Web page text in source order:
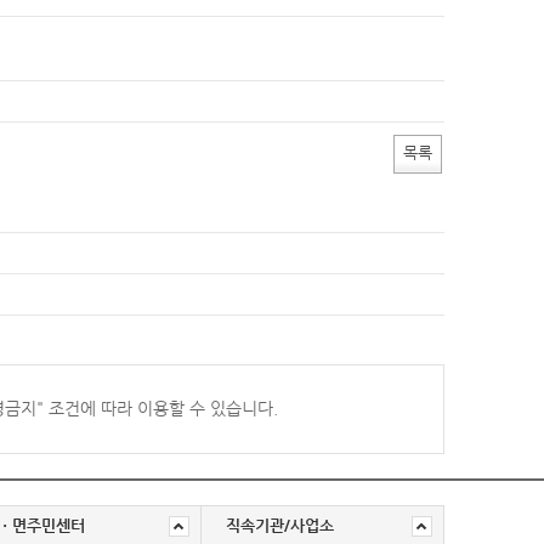
목록
지" 조건에 따라 이용할 수 있습니다.
면주민센터 직속기관/사업소